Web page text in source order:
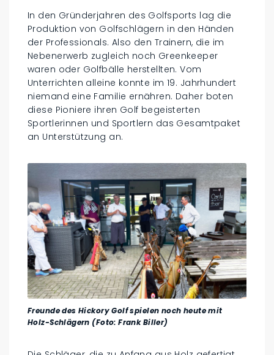
In den Gründerjahren des Golfsports lag die
Produktion von Golfschlägern in den Händen
der Professionals. Also den Trainern, die im
Nebenerwerb zugleich noch Greenkeeper
waren oder Golfbälle herstellten. Vom
Unterrichten alleine konnte im 19. Jahrhundert
niemand eine Familie ernähren. Daher boten
diese Pioniere ihren Golf begeisterten
Sportlerinnen und Sportlern das Gesamtpaket
an Unterstützung an.
Freunde des Hickory Golf spielen noch heute mit
Holz-Schlägern (Foto: Frank Biller)